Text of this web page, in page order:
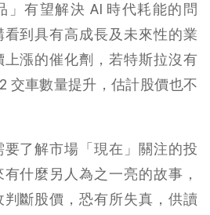
」有望解決 AI 時代耗能的問
到具有高成長及未來性的業
漲的催化劑，若特斯拉沒有
交車數量提升，估計股價也不
了解市場「現在」關注的投
什麼另人為之一亮的故事，
斷股價，恐有所失真，供讀